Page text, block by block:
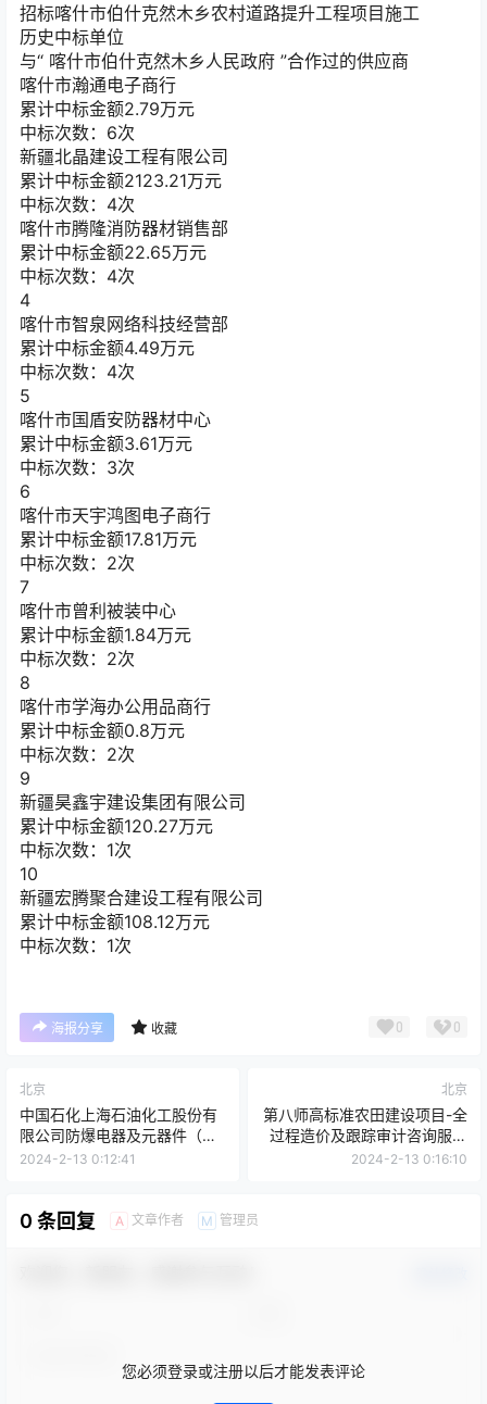
招标喀什市伯什克然木乡农村道路提升工程项目施工
历史中标单位
与“ 喀什市伯什克然木乡人民政府 ”合作过的供应商
喀什市瀚通电子商行
累计中标金额2.79万元
中标次数：6次
新疆北晶建设工程有限公司
累计中标金额2123.21万元
中标次数：4次
喀什市腾隆消防器材销售部
累计中标金额22.65万元
中标次数：4次
4
喀什市智泉网络科技经营部
累计中标金额4.49万元
中标次数：4次
5
喀什市国盾安防器材中心
累计中标金额3.61万元
中标次数：3次
6
喀什市天宇鸿图电子商行
累计中标金额17.81万元
中标次数：2次
7
喀什市曾利被装中心
累计中标金额1.84万元
中标次数：2次
8
喀什市学海办公用品商行
累计中标金额0.8万元
中标次数：2次
9
新疆昊鑫宇建设集团有限公司
累计中标金额120.27万元
中标次数：1次
10
新疆宏腾聚合建设工程有限公司
累计中标金额108.12万元
中标次数：1次
海报分享 收藏 0 0
北京
中国石化上海石油化工股份有
限公司防爆电器及元器件（铝
合金、不锈钢材质），工程塑
2024-2-13 0:12:41
北京
第八师高标准农田建设项目-全
过程造价及跟踪审计咨询服务
中标结果公告
2024-2-13 0:16:10
0 条回复 A 文章作者 M 管理员
您必须登录或注册以后才能发表评论